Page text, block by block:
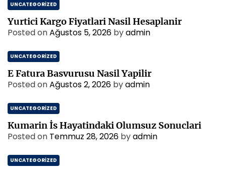
UNCATEGORIZED
Yurtici Kargo Fiyatlari Nasil Hesaplanir
Posted onAğustos 5, 2026 byadmin
UNCATEGORIZED
E Fatura Basvurusu Nasil Yapilir
Posted onAğustos 2, 2026 byadmin
UNCATEGORIZED
Kumarin İs Hayatindaki Olumsuz Sonuclari
Posted on Temmuz 28, 2026 byadmin
UNCATEGORIZED